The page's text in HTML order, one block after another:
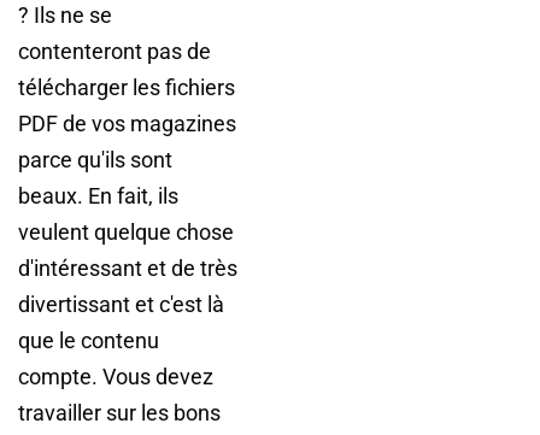
? Ils ne se
contenteront pas de
télécharger les fichiers
PDF de vos magazines
parce qu'ils sont
beaux. En fait, ils
veulent quelque chose
d'intéressant et de très
divertissant et c'est là
que le contenu
compte. Vous devez
travailler sur les bons